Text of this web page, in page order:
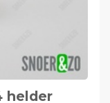
helder